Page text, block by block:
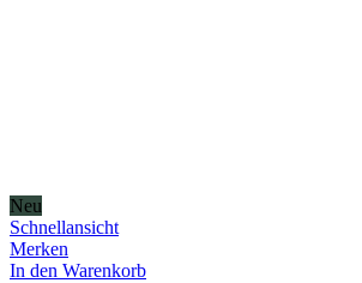
Neu
Schnellansicht
Merken
In den Warenkorb